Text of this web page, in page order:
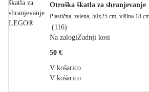
Otroška škatla za shranjevanje
Plastična, zelena, 50x25 cm, višina 18
(116)
Na zalogiZadnji kosi
50 €
V košarico
V košarico